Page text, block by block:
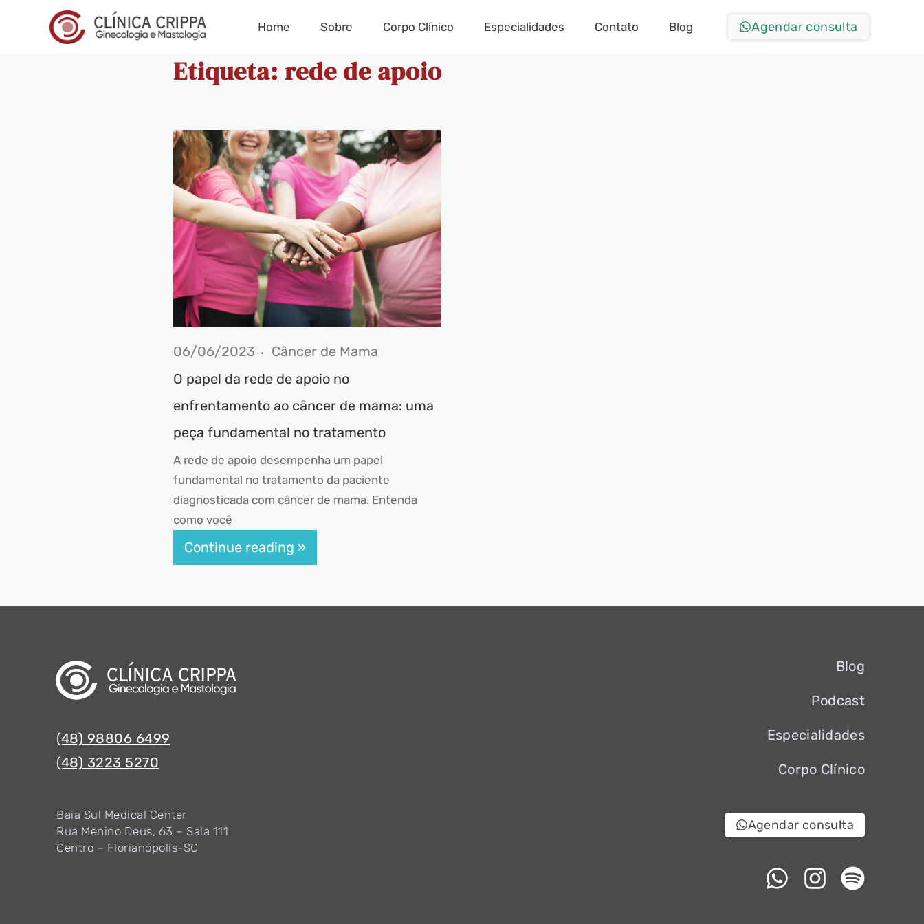
Home Sobre Corpo Clínico Especialidades Contato Blog Agendar consulta
Etiqueta: rede de apoio
06/06/2023
Câncer de Mama
O papel da rede de apoio no
enfrentamento ao câncer de mama: uma
peça fundamental no tratamento
A rede de apoio desempenha um papel
fundamental no tratamento da paciente
diagnosticada com câncer de mama. Entenda
como você
Continue reading
(48) 98806 6499
(48) 3223 5270
Baia Sul Medical Center
Rua Menino Deus, 63 – Sala 111
Centro – Florianópolis-SC
Blog
Podcast
Especialidades
Corpo Clínico
Agendar consulta